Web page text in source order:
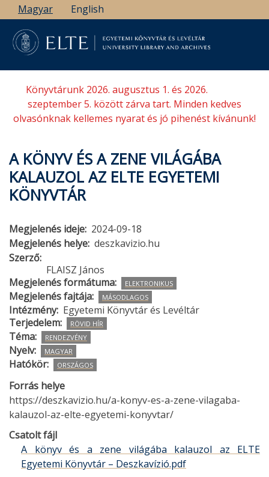
Ugrás
a
tartalomra
Magyar English
Könyvtárunk 2026. augusztus 1. és 2026.
szeptember 5. között zárva tart. Minden kedves
olvasónknak kellemes nyarat és jó pihenést kívánunk!
A KÖNYV ÉS A ZENE VILÁGÁBA
KALAUZOL AZ ELTE EGYETEMI
KÖNYVTÁR
Megjelenés ideje 2024-09-18
Megjelenés helye deszkavizio.hu
Szerző
FLAISZ János
Megjelenés formátuma
ELEKTRONIKUS
Megjelenés fajtája MÁSODLAGOS
Intézmény Egyetemi Könyvtár és Levéltár
Terjedelem
RÖVID HÍR
Téma RENDEZVÉNY
Nyelv MAGYAR
Hatókör ORSZÁGOS
Forrás helye
https://deszkavizio.hu/a-konyv-es-a-zene-vilagaba-
kalauzol-az-elte-egyetemi-konyvtar/
Csatolt fájl
A könyv és a zene világába kalauzol az ELTE
Egyetemi Könyvtár – Deszkavízió.pdf